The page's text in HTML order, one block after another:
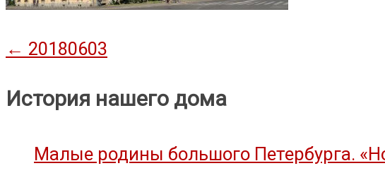
Навигация
записям
← 20180603
История нашего дома
Малые родины большого Петербурга.